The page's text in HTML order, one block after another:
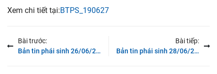
Xem chi tiết tại:BTPS_190627
Bài trước:
Bản tin phái sinh 26/06/2019: Cơ hội với vị thế Short
Bài tiếp:
Bản tin phái sinh 28/06/2019: Bước vào nhịp hồi phục